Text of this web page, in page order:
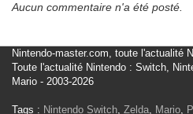
Aucun commentaire n'a été posté.
Nintendo-master.com, toute l'actualité
Toute l'actualité Nintendo : Switch,
Mario - 2003-2026
Tags : Nintendo Switch, Zelda, Mario,